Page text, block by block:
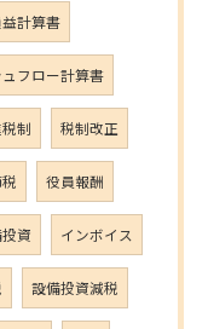
計算書
フロー計算書
制 税制改正
役員報酬
資 インボイス
設備投資減税